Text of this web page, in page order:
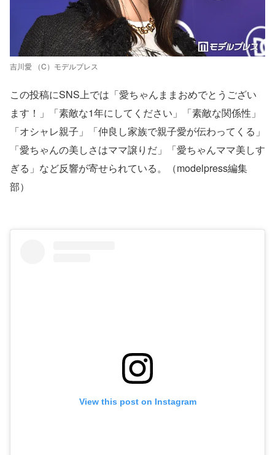
吉川愛 （C）モデルプレス
この投稿にSNS上では「愛ちゃんままおめでとうござい
ます！」「素敵な1年にしてください」「素敵な関係性」
「オシャレ親子」「仲良し家族で親子愛が伝わってくる」
「愛ちゃんの美しさはママ譲りだ」「愛ちゃんママ美しす
ぎる」など反響が寄せられている。（modelpress編集
部）
View this post on Instagram